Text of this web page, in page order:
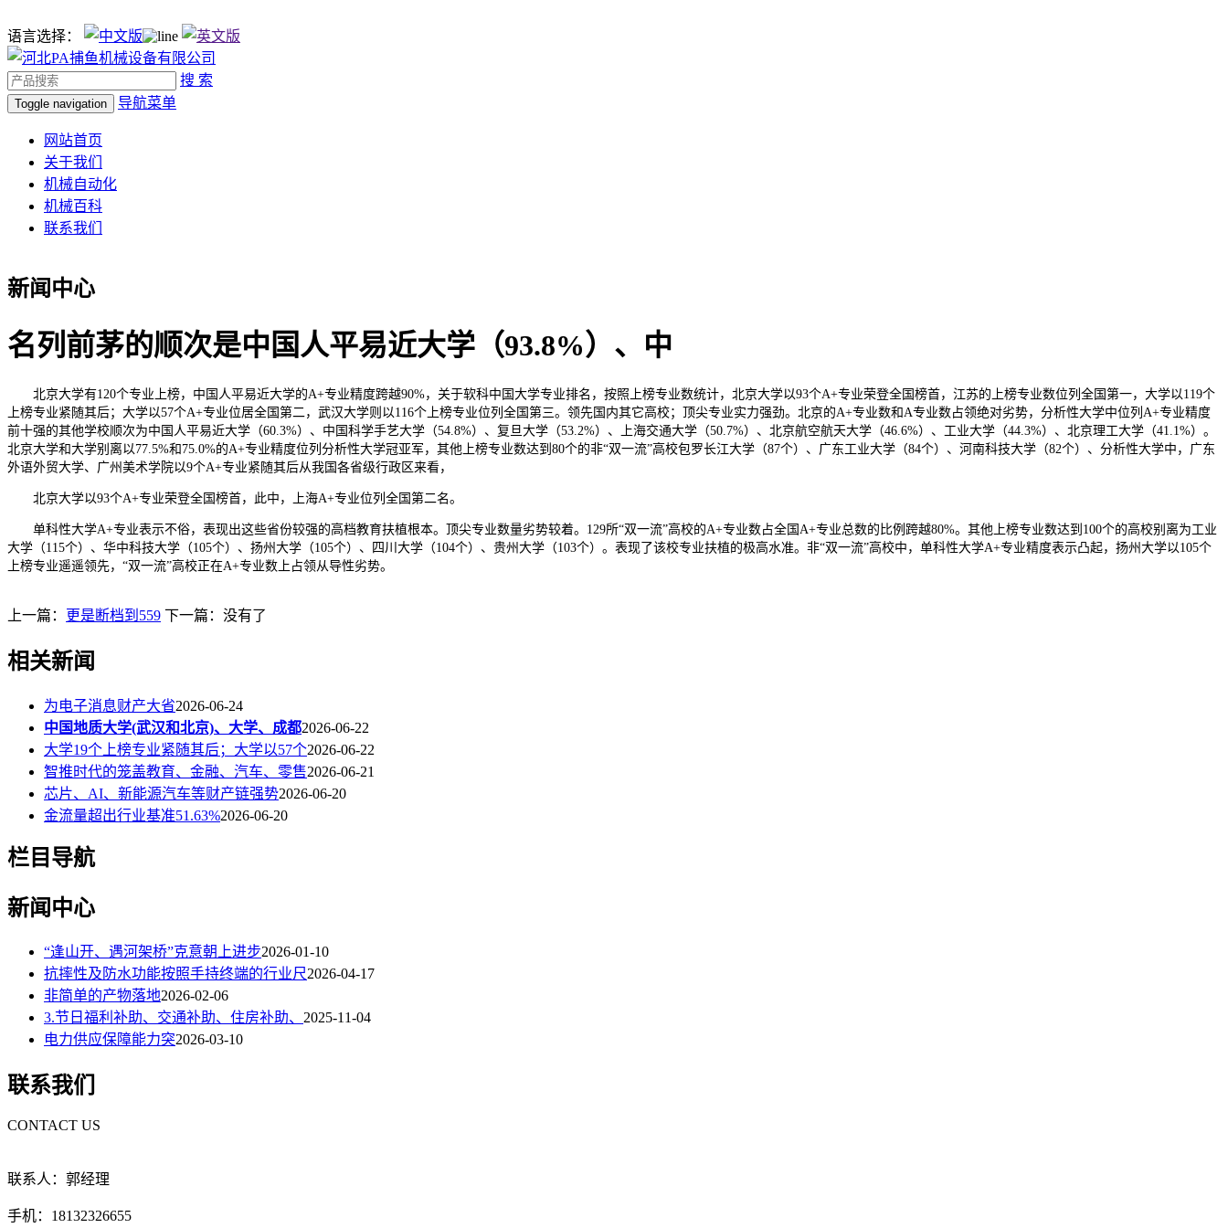
语言选择：
搜 索
Toggle navigation 导航菜单
网站首页
关于我们
机械自动化
机械百科
联系我们
新闻中心
名列前茅的顺次是中国人平易近大学（93.8%）、中
北京大学有120个专业上榜，中国人平易近大学的A+专业精度跨越90%，关于软科中国大学专业排名，按照上榜专业数统计，北京大学以93个A+专业荣登全国榜首，江苏的上榜专业数位列全国第一，大学以119个
上榜专业紧随其后；大学以57个A+专业位居全国第二，武汉大学则以116个上榜专业位列全国第三。领先国内其它高校；顶尖专业实力强劲。北京的A+专业数和A专业数占领绝对劣势，分析性大学中位列A+专业精度
前十强的其他学校顺次为中国人平易近大学（60.3%）、中国科学手艺大学（54.8%）、复旦大学（53.2%）、上海交通大学（50.7%）、北京航空航天大学（46.6%）、工业大学（44.3%）、北京理工大学（41.1%）。
北京大学和大学别离以77.5%和75.0%的A+专业精度位列分析性大学冠亚军，其他上榜专业数达到80个的非“双一流”高校包罗长江大学（87个）、广东工业大学（84个）、河南科技大学（82个）、分析性大学中，广东
外语外贸大学、广州美术学院以9个A+专业紧随其后从我国各省级行政区来看，
北京大学以93个A+专业荣登全国榜首，此中，上海A+专业位列全国第二名。
单科性大学A+专业表示不俗，表现出这些省份较强的高档教育扶植根本。顶尖专业数量劣势较着。129所“双一流”高校的A+专业数占全国A+专业总数的比例跨越80%。其他上榜专业数达到100个的高校别离为工业
大学（115个）、华中科技大学（105个）、扬州大学（105个）、四川大学（104个）、贵州大学（103个）。表现了该校专业扶植的极高水准。非“双一流”高校中，单科性大学A+专业精度表示凸起，扬州大学以105个
上榜专业遥遥领先，“双一流”高校正在A+专业数上占领从导性劣势。
上一篇： 更是断档到559 下一篇：没有了
相关新闻
为电子消息财产大省2026-06-24
中国地质大学(武汉和北京)、大学、成都2026-06-22
大学19个上榜专业紧随其后；大学以57个2026-06-22
智推时代的笼盖教育、金融、汽车、零售2026-06-21
芯片、AI、新能源汽车等财产链强势2026-06-20
金流量超出行业基准51.63%2026-06-20
栏目导航
新闻中心
“逢山开、遇河架桥”克意朝上进步2026-01-10
抗摔性及防水功能按照手持终端的行业尺2026-04-17
非简单的产物落地2026-02-06
3.节日福利补助、交通补助、住房补助、 2025-11-04
电力供应保障能力突2026-03-10
联系我们
CONTACT US
联系人：郭经理
手机：18132326655